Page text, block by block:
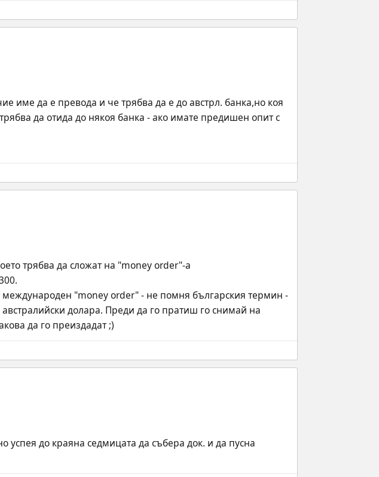
име да е превода и че трябва да е до австрл. банка,но коя
да отида до някоя банка - ако имате предишен опит с
трябва да сложат на "money order"-a
"money order" - не помня българския термин -
долара. Преди да го пратиш го снимай на
да го преиздадат ;)
успея до краяна седмицата да събера док. и да пусна